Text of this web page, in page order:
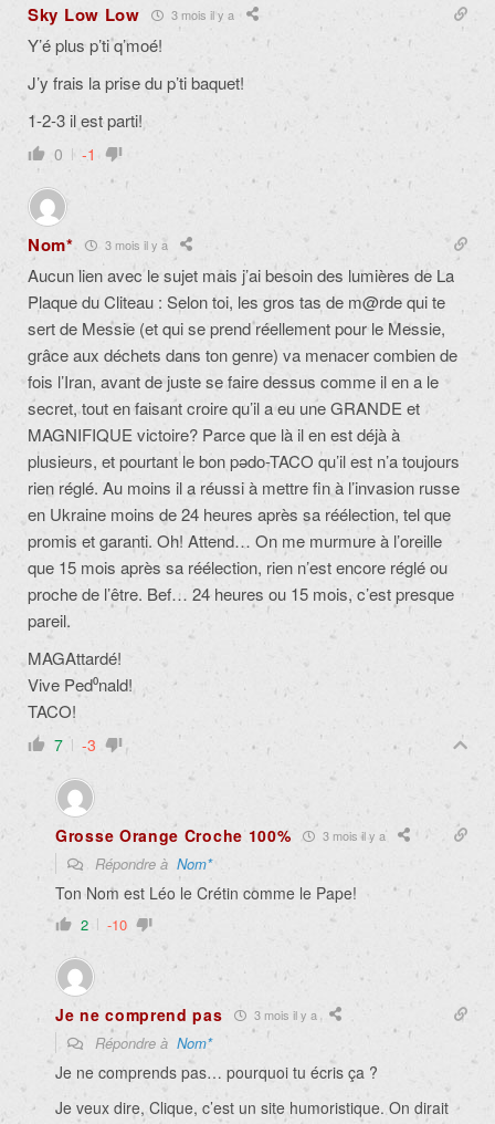
Sky Low Low 3 mois il y a
Y’é plus p’ti q’moé!
J’y frais la prise du p’ti baquet!
1-2-3 il est parti!
0 -1
Nom* 3 mois il y a
Aucun lien avec le sujet mais j’ai besoin des lumières de La
Plaque du Cliteau : Selon toi, les gros tas de m@rde qui te
sert de Messie (et qui se prend réellement pour le Messie,
grâce aux déchets dans ton genre) va menacer combien de
fois l’Iran, avant de juste se faire dessus comme il en a le
secret, tout en faisant croire qu’il a eu une GRANDE et
MAGNIFIQUE victoire? Parce que là il en est déjà à
plusieurs, et pourtant le bon pədo-TACO qu’il est n’a toujours
rien réglé. Au moins il a réussi à mettre fin à l’invasion russe
en Ukraine moins de 24 heures après sa réélection, tel que
promis et garanti. Oh! Attend… On me murmure à l’oreille
que 15 mois après sa réélection, rien n’est encore réglé ou
proche de l’être. Bef… 24 heures ou 15 mois, c’est presque
pareil.
MAGAttardé!
Vive Ped⁰nald!
TACO!
7 -3
Grosse Orange Croche 100% 3 mois il y a
Répondre à Nom*
Ton Nom est Léo le Crétin comme le Pape!
2 -10
Je ne comprend pas 3 mois il y a
Répondre à Nom*
Je ne comprends pas… pourquoi tu écris ça ?
Je veux dire, Clique, c’est un site humoristique. On dirait